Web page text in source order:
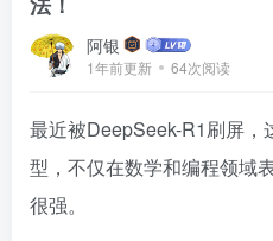
阿银
1年前更新 64次阅读
最近被DeepSeek-R1刷屏，
型，不仅在数学和编程领域
很强。